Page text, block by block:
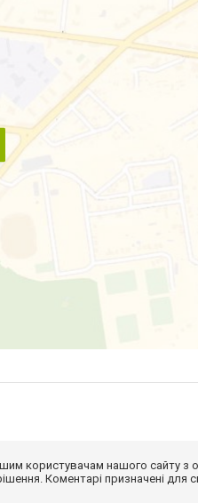
користувачам нашого сайту
Коментарі призначені для